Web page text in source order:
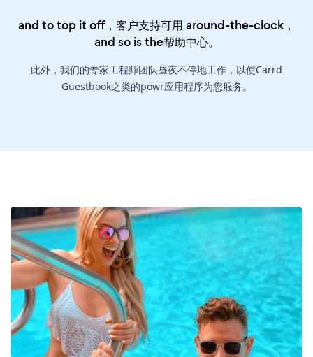
and to top it off，客户支持可用 around-the-clock，
and so is the帮助中心。
此外，我们的专家工程师团队昼夜不停地工作，以使Carrd
Guestbook之类的powr应用程序为您服务。